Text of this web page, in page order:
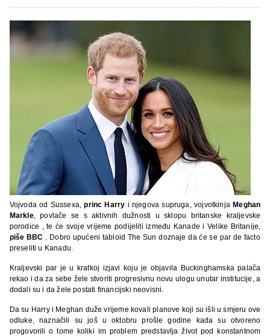
Vojvoda od Sussexa,princ Harry i njegova supruga, vojvotkinja Meghan
Markle, povlače se s aktivnih dužnosti u sklopu britanske kraljevske
porodice , te će svoje vrijeme podijeliti između Kanade i Velike Britanije,
piše BBC
. Dobro upućeni tabloid The Sun doznaje da će se par de facto
preseliti u Kanadu.
Kraljevski par je u kratkoj izjavi koju je objavila Buckinghamska palača
rekao i da za sebe žele stvoriti progresivnu novu ulogu unutar institucije, a
dodali su i da žele postati financijski neovisni.
Da su Harry i Meghan duže vrijeme kovali planove koji su išli u smjeru ove
odluke, naznačili su još u oktobru prošle godine kada su otvoreno
progovorili o tome koliki im problem predstavlja život pod konstantnom